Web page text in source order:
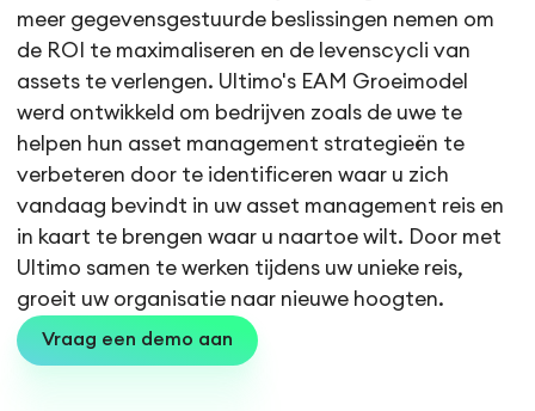
meer gegevensgestuurde beslissingen nemen om
de ROI te maximaliseren en de levenscycli van
assets te verlengen. Ultimo's EAM Groeimodel
werd ontwikkeld om bedrijven zoals de uwe te
helpen hun asset management strategieën te
verbeteren door te identificeren waar u zich
vandaag bevindt in uw asset management reis en
in kaart te brengen waar u naartoe wilt. Door met
Ultimo samen te werken tijdens uw unieke reis,
groeit uw organisatie naar nieuwe hoogten.
Vraag een demo aan